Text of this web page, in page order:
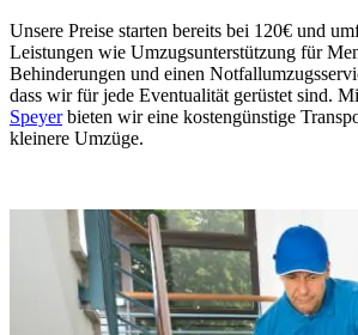
Unsere Preise starten bereits bei 120€ und
Leistungen wie Umzugsunterstützung für
Behinderungen und einen
dass wir für jede Eventualität gerüstet sind.
Speyerbieten wir eine kostengünstige
kleinere Umzüge.